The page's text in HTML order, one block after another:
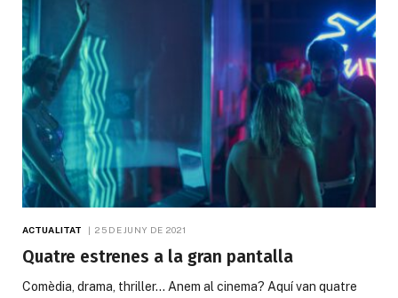
ACTUALITAT 25 DE JUNY DE 2021
Quatre estrenes a la gran pantalla
Comèdia, drama, thriller… Anem al cinema? Aquí van quatre